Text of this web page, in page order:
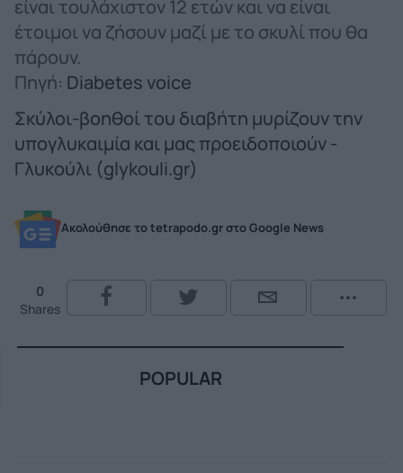
είναι τουλάχιστον 12 ετών και να είναι
έτοιμοι να ζήσουν μαζί με το σκυλί που θα
πάρουν.
Πηγή: Diabetes voice
Σκύλοι-βοηθοί του διαβήτη μυρίζουν την
υπογλυκαιμία και μας προειδοποιούν -
Γλυκούλι (glykouli.gr)
Ακολούθησε το tetrapodo.gr στο Google News
0
Shares
POPULAR